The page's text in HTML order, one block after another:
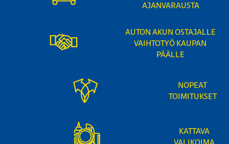
AJANVARAUSTA
AUTON AKUN OSTAJALLE
VAIHTOTYÖ KAUPAN
PÄÄLLE
NOPEAT
TOIMITUKSET
KATTAVA